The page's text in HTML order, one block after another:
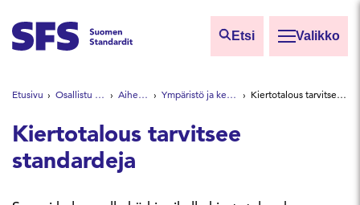
Etsi Valikko
Etsi sivuilta
Hae hakutermillä
Etusivu Osallistu ja vaikuta Aihealueet Ympäristö ja kestävä kehitys Kiertotalous tarvitsee standardeja
Kiertotalous tarvitsee
standardeja